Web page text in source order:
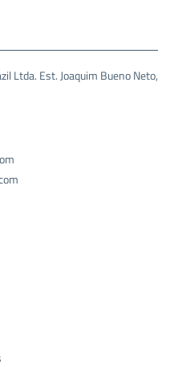
Ltda. Est. Joaquim Bueno Neto,